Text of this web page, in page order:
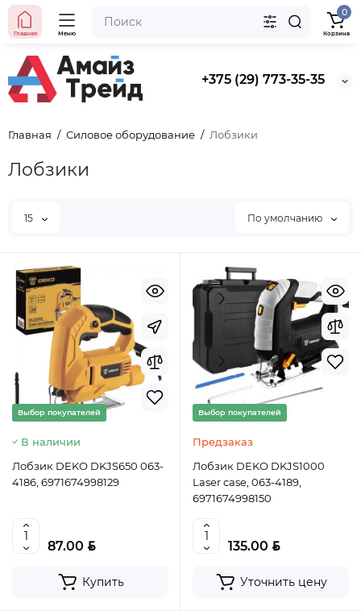
+375 (29) 773-35-35
Главная Меню
0
Корзина
Главная Силовое оборудование Лобзики
Хит продаж
Выбор покупателей
Предзаказ
Ведро строительное 12л, ПРЕМИУМ, арт. 0201 БЕЗ
НОСИКА
Уточнить цену
Лобзики
15 По умолчанию
Выбор покупателей
В наличии
Лобзик DEKO DKJS650 063-
4186, 6971674998129
87.00 BYN
Купить
Выбор покупателей
Предзаказ
Лобзик DEKO DKJS1000
Laser case, 063-4189,
6971674998150
135.00 BYN
Уточнить цену